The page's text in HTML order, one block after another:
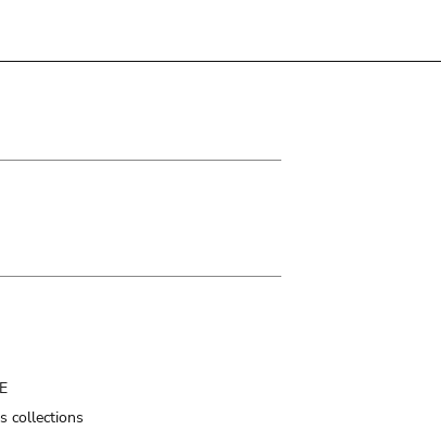
collections